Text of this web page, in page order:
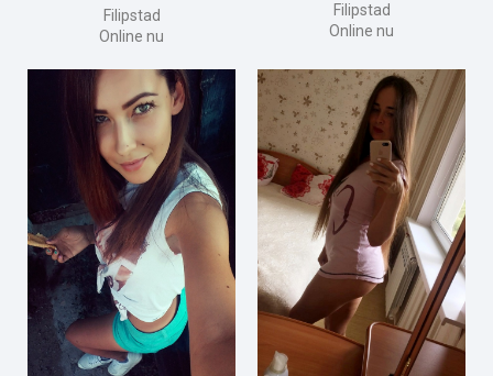
Filipstad
Online nu
Filipstad
Online nu